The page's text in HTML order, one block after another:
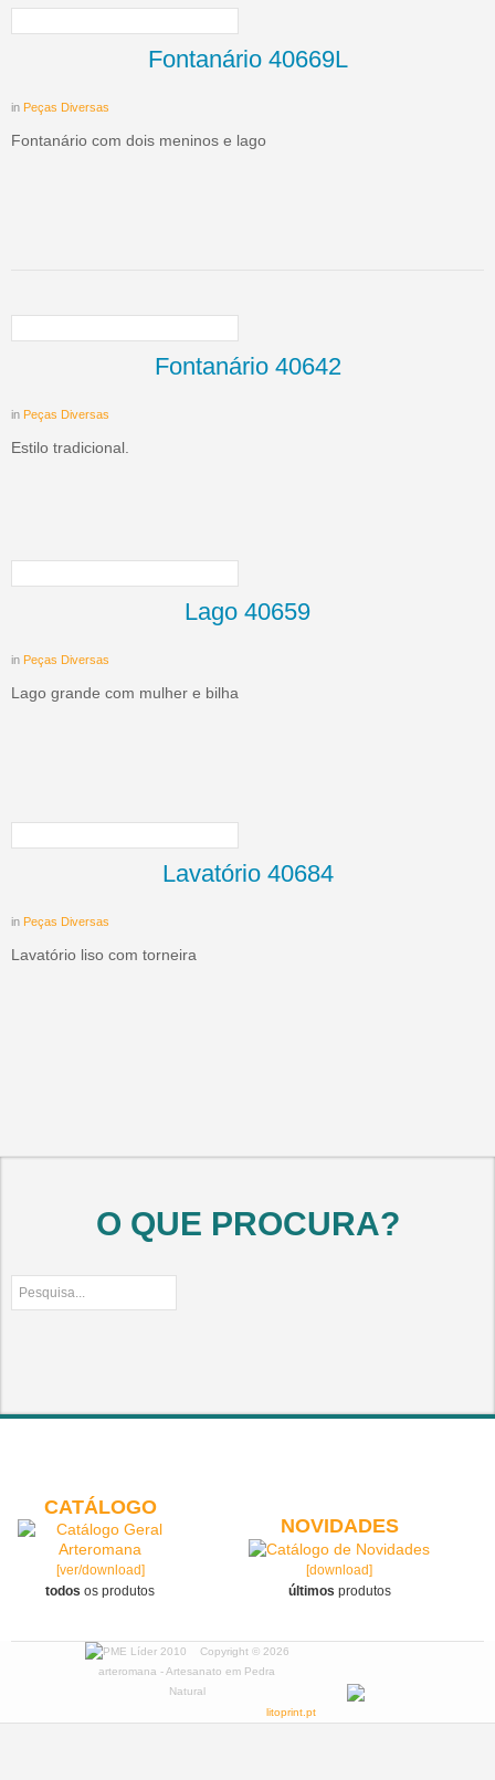
Fontanário 40669L
in Peças Diversas
Fontanário com dois meninos e lago
Fontanário 40642
in Peças Diversas
Estilo tradicional.
Lago 40659
in Peças Diversas
Lago grande com mulher e bilha
Lavatório 40684
in Peças Diversas
Lavatório liso com torneira
O QUE PROCURA?
CATÁLOGO
[ver/download]
todos os produtos
NOVIDADES
[download]
últimos produtos
Copyright © 2026
arteromana - Artesanato em Pedra
Natural
litoprint.pt